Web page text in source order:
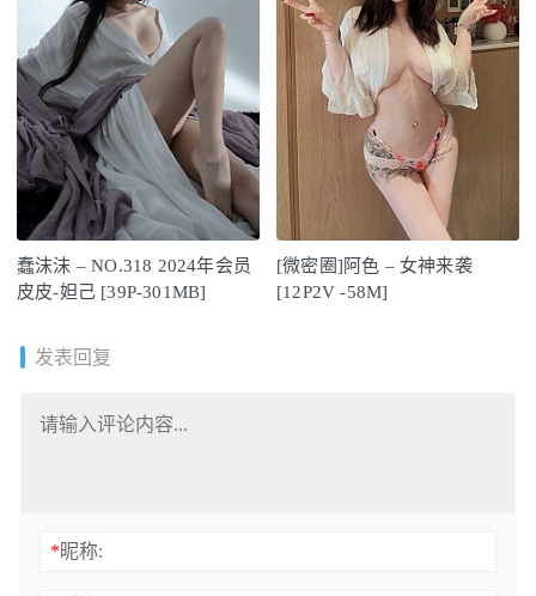
蠢沫沫 – NO.318 2024年会员
皮皮-妲己 [39P-301MB]
[微密圈]阿色 – 女神来袭
[12P2V -58M]
发表回复
*昵称: